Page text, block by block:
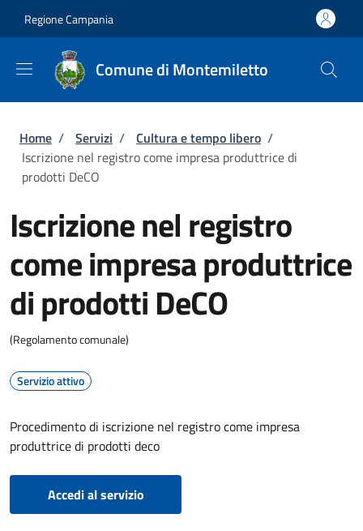
Regione Campania
Comune di Montemiletto
Briciole di pane
Home / Servizi / Cultura e tempo libero /
Iscrizione nel registro come impresa produttrice di
prodotti DeCO
Iscrizione nel registro
come impresa produttrice
di prodotti DeCO
(Regolamento comunale)
Servizio attivo
Procedimento di iscrizione nel registro come impresa
produttrice di prodotti deco
Accedi al servizio